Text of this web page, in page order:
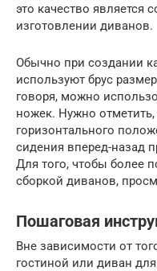
это качество является
изготовлении диванов.
Обычно при создании
используют брус
говоря, можно
ножек. Нужно
горизонтального
сидения вперед-назад
Для того, чтобы более
сборкой диванов,
Пошаговая
Вне зависимости от
гостиной или диван